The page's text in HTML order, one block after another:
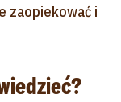
zaopiekować i